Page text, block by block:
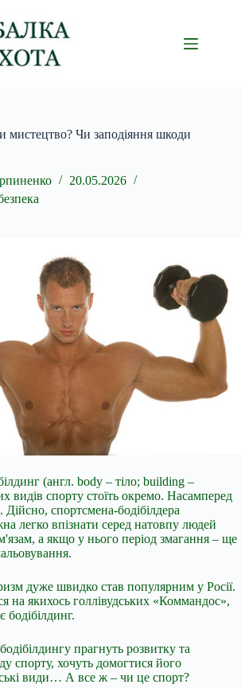
мистецтво? Чи заподіяння шкоди
20.05.2026
(англ. body – тіло; building –
видів спорту стоїть окремо. Насамперед
Дійсно, спортсмена-бодібілдера
легко впізнати серед натовпу людей
а якщо у нього період змагання – ще
дуже швидко став популярним у Росії.
на якихось голлівудських «Коммандос»,
бодібілдинг.
прагнуть розвитку та
спорту, хочуть домогтися його
види… А все ж – чи це спорт?